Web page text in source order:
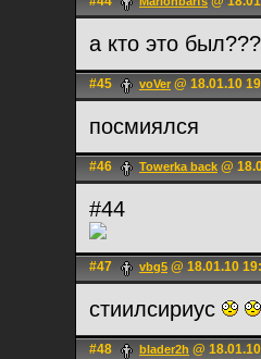
а кто это
#45 voVer @ 18.01.10
посмиялся
#46 Towerka back @
#44
#47 vbg5 @ 18.01.10
стиилсириус
#48 blader2h @